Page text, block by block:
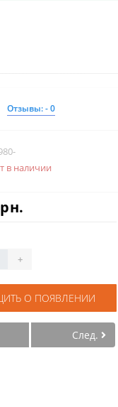
Отзывы: - 0
в наличии
+
О ПОЯВЛЕНИИ
След.